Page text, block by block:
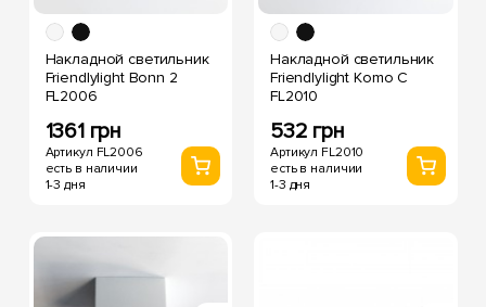
Накладной светильник
Friendlylight Bonn 2
FL2006
1361 грн
Артикул FL2006
есть в наличии
1-3 дня
Накладной светильник
Friendlylight Komo C
FL2010
532 грн
Артикул FL2010
есть в наличии
1-3 дня